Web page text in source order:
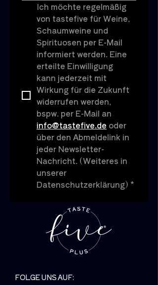
Ich möchte regelmäßig
von tastefive für Weine,
Schaumweine und
Spirituosen per E-Mail
informiert werden. Eine
erteilte Einwilligung
kann jederzeit mit
Wirkung für die Zukunft
widerrufen werden,
info@tastefive.de oder
über den Abmeldelink in
jeder Newsletter-
Nachricht. (Weiteres in
unserer
Datenschutzerklärung) *
FOLGE UNS AUF: